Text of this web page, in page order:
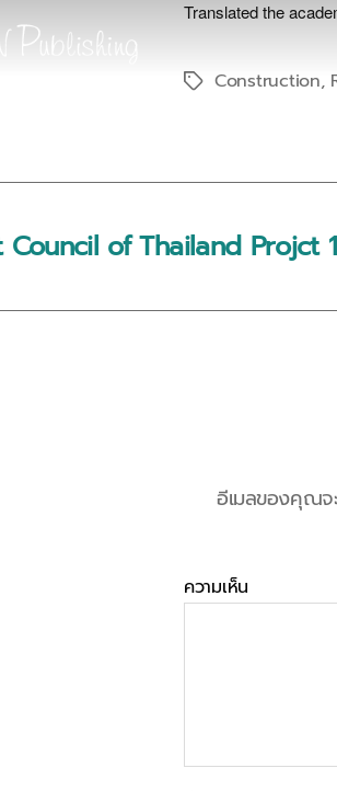
Translated the
TagsConstruction,
of Thailand Projct 1
อีเมลของคุณจ
ความเห็น